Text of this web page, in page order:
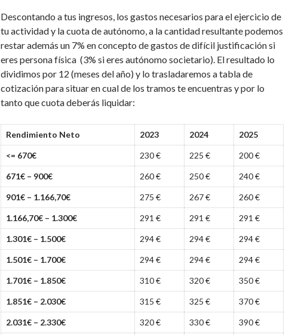
Descontando a tus ingresos, los gastos necesarios para el ejercicio de
tu actividad y la cuota de autónomo, a la cantidad resultante podemos
restar además un 7% en concepto de gastos de difícil justificación si
eres persona física (3% si eres autónomo societario). El resultado lo
dividimos por 12 (meses del año) y lo trasladaremos a tabla de
cotización para situar en cual de los tramos te encuentras y por lo
tanto que cuota deberás liquidar:
Rendimiento Neto 2023 2024 2025
<= 670€ 230 € 225 € 200 €
671€ – 900€ 260 € 250 € 240 €
901€ – 1.166,70€ 275 € 267 € 260 €
1.166,70€ – 1.300€ 291 € 291 € 291 €
1.301€ – 1.500€ 294 € 294 € 294 €
1.501€ – 1.700€ 294 € 294 € 294 €
1.701€ – 1.850€ 310 € 320 € 350 €
1.851€ – 2.030€ 315 € 325 € 370 €
2.031€ – 2.330€ 320 € 330 € 390 €